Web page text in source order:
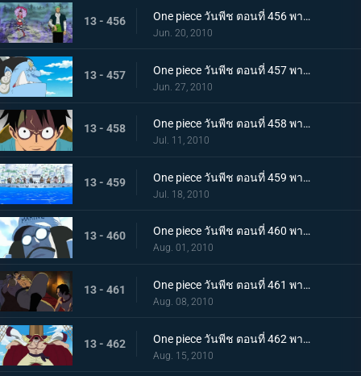
13 - 456 One piece วันพีช ตอนที่ 456 พากย์ไทย พรรคพวกอยู่ไหนกันบ้าง ป้ายหลุมศพยักษ์และหนี้บุญคุณกางเกงใน
Jun. 20, 2010
13 - 457 One piece วันพีช ตอนที่ 457 พากย์ไทย ตอนพิเศษรำลึกความหลังก่อนถึงศูนย์ใหญ่ - คำสาบานของพี่น้อง!
Jun. 27, 2010
13 - 458 One piece วันพีช ตอนที่ 458 พากย์ไทย ตอนพิเศษรำลึกความหลังก่อนถึงศูนย์ใหญ่ - การรวมตัวของสามพลเรือเอก
Jul. 11, 2010
13 - 459 One piece วันพีช ตอนที่ 459 พากย์ไทย เวลาออกศึกใกล้มาถึง! ทัพแกร่งไร้เทียมทานของกองทัพเรือ!
Jul. 18, 2010
13 - 460 One piece วันพีช ตอนที่ 460 พากย์ไทย กองเรือมหึมาปรากฏ! กลุ่มโจรสลัดหนวดขาวบุกมาแล้ว
Aug. 01, 2010
13 - 461 One piece วันพีช ตอนที่ 461 พากย์ไทย ศึกตัดสินเริ่มเปิดม่าน! อดีตระหว่าง เอส กับ หนวดขาว!
Aug. 08, 2010
13 - 462 One piece วันพีช ตอนที่ 462 พากย์ไทย พลังทำลายล้างโลก! ความสามารถของ ผลกุระ-กุระ
Aug. 15, 2010